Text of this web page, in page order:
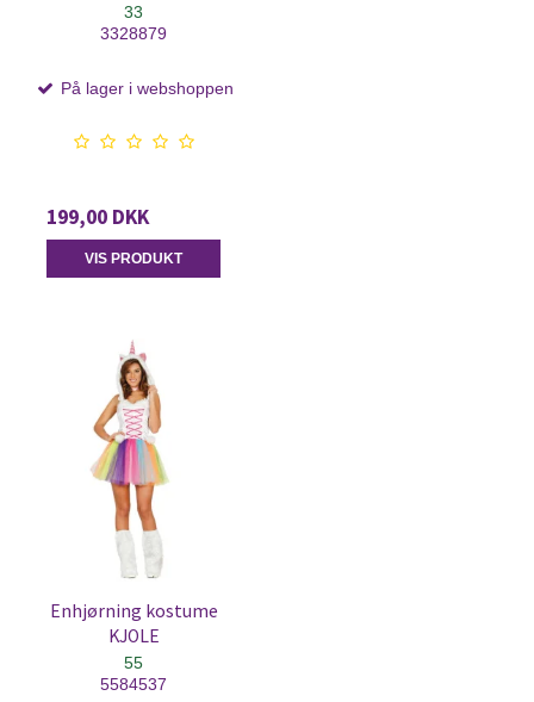
33
3328879
På lager i webshoppen
199,00 DKK
VIS PRODUKT
Enhjørning kostume
KJOLE
55
5584537